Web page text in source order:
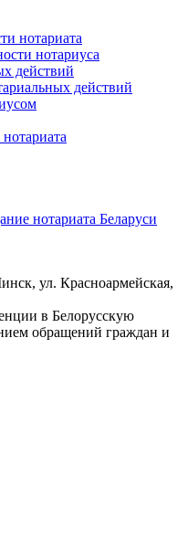
нотариата
нотариуса
действий
действий
нотариата Беларуси
ул. Красноармейская,
в Белорусскую
обращений граждан и